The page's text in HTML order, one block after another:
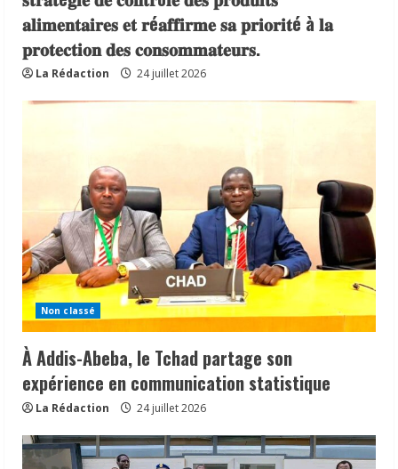
𝐚𝐥𝐢𝐦𝐞𝐧𝐭𝐚𝐢𝐫𝐞𝐬 𝐞𝐭 𝐫é𝐚𝐟𝐟𝐢𝐫𝐦𝐞 𝐬𝐚 𝐩𝐫𝐢𝐨𝐫𝐢𝐭é à 𝐥𝐚
𝐩𝐫𝐨𝐭𝐞𝐜𝐭𝐢𝐨𝐧 𝐝𝐞𝐬 𝐜𝐨𝐧𝐬𝐨𝐦𝐦𝐚𝐭𝐞𝐮𝐫𝐬.
La Rédaction 24 juillet 2026
Non classé
À Addis-Abeba, le Tchad partage son
expérience en communication statistique
La Rédaction 24 juillet 2026